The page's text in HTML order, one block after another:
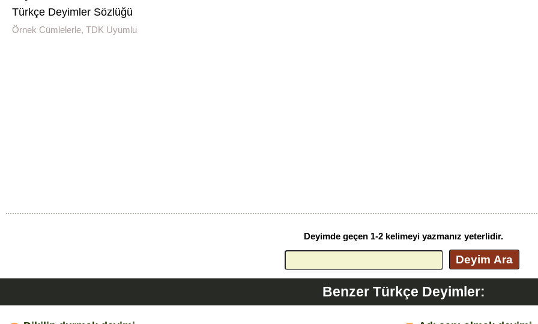
Türkçe Deyimler Sözlüğü
Örnek Cümlelerle, TDK Uyumlu
Deyimde geçen 1-2 kelimeyi yazmanız yeterlidir.
Deyim Ara
Benzer Türkçe Deyimler: